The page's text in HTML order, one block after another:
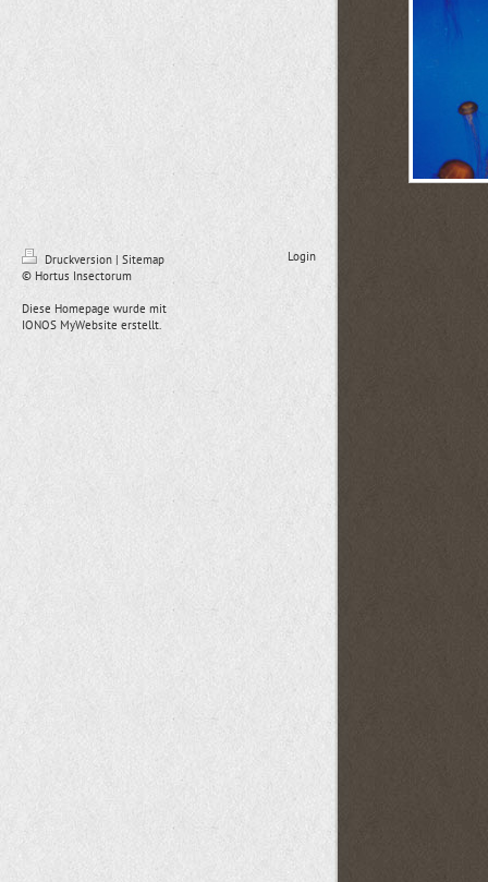
Druckversion | Sitemap
© Hortus Insectorum
Diese Homepage wurde mit
IONOS MyWebsite erstellt.
Login